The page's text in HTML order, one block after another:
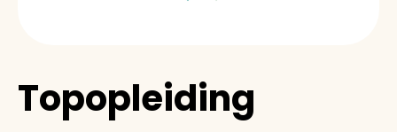
Topopleiding